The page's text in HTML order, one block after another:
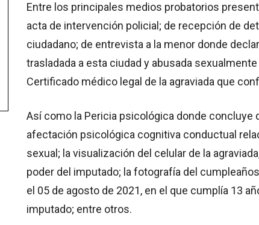
Entre los principales medios probatorios
acta de intervención policial; de recepción de
ciudadano; de entrevista a la menor donde
trasladada a esta ciudad y abusada sexualmente
Certificado médico legal de la agraviada que
Así como la Pericia psicológica donde concluye
afectación psicológica cognitiva conductual
sexual; la visualización del celular de la
poder del imputado; la fotografía del
el 05 de agosto de 2021, en el que cumplía 13
imputado; entre otros.